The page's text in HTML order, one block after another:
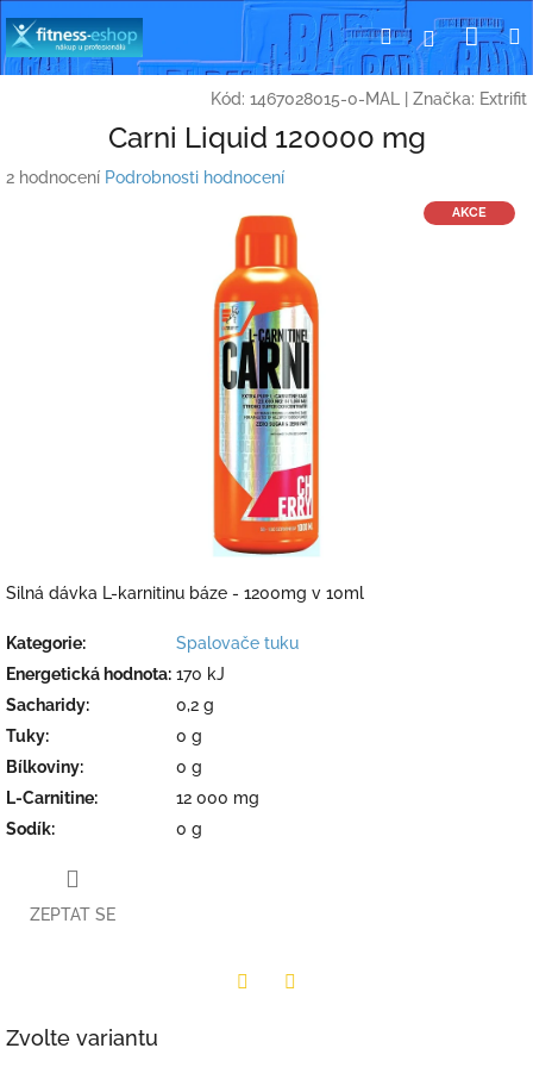
na
obsah
HledatPřihlášení
Kód: 1467028015-0-MAL Značka: Extrifit
Carni Liquid 120000 mg
Průměrné
2 hodnocení Podrobnosti hodnocení
AKCE
Silná dávka L-karnitinu báze - 1200mg v 10ml
Kategorie:
Spalovače tuku
Energetická hodnota: 170 kJ
Sacharidy:
0,2 g
Tuky:
0 g
Bílkoviny:
0 g
L-Carnitine:
12 000 mg
Sodík: 0 g
ZEPTAT SE
Zvolte variantu